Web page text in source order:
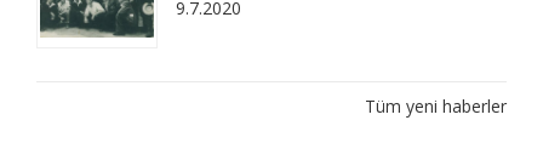
9.7.2020
Tüm yeni haberler